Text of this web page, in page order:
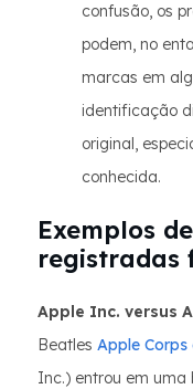
confusão, os
podem, no
marcas em
identificação
original,
conhecida.
Exemplos
registradas
Apple Inc. versus
Beatles Apple
Inc.) entrou em uma